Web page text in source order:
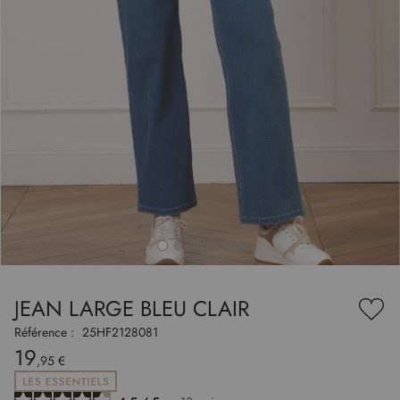
JEAN LARGE BLEU CLAIR
à
Référence : 25HF2128081
19,95 €